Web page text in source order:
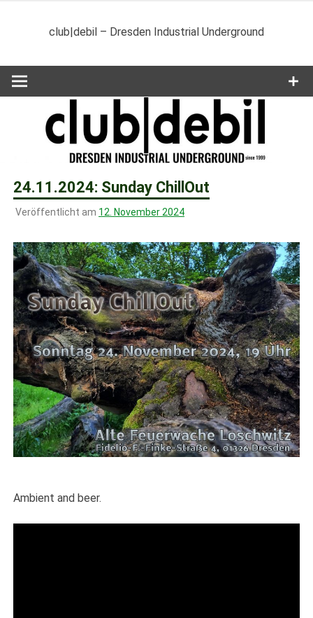
club|debil – Dresden Industrial Underground
24.11.2024: Sunday ChillOut
Veröffentlicht am 12. November 2024
Ambient and beer.